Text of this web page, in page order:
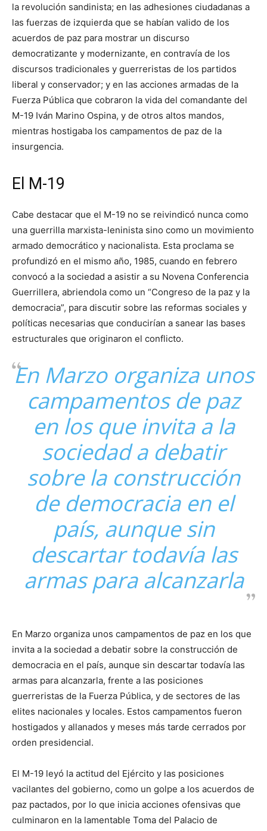
la revolución sandinista; en las adhesiones ciudadanas a
las fuerzas de izquierda que se habían valido de los
acuerdos de paz para mostrar un discurso
democratizante y modernizante, en contravía de los
discursos tradicionales y guerreristas de los partidos
liberal y conservador; y en las acciones armadas de la
Fuerza Pública que cobraron la vida del comandante del
M-19 Iván Marino Ospina, y de otros altos mandos,
mientras hostigaba los campamentos de paz de la
insurgencia.
El M-19
Cabe destacar que el M-19 no se reivindicó nunca como
una guerrilla marxista-leninista sino como un movimiento
armado democrático y nacionalista. Esta proclama se
profundizó en el mismo año, 1985, cuando en febrero
convocó a la sociedad a asistir a su Novena Conferencia
Guerrillera, abriendola como un “Congreso de la paz y la
democracia”, para discutir sobre las reformas sociales y
políticas necesarias que conducirían a sanear las bases
estructurales que originaron el conflicto.
En Marzo organiza unos
campamentos de paz
en los que invita a la
sociedad a debatir
sobre la construcción
de democracia en el
país, aunque sin
descartar todavía las
armas para alcanzarla
En Marzo organiza unos campamentos de paz en los que
invita a la sociedad a debatir sobre la construcción de
democracia en el país, aunque sin descartar todavía las
armas para alcanzarla, frente a las posiciones
guerreristas de la Fuerza Pública, y de sectores de las
elites nacionales y locales. Estos campamentos fueron
hostigados y allanados y meses más tarde cerrados por
orden presidencial.
El M-19 leyó la actitud del Ejército y las posiciones
vacilantes del gobierno, como un golpe a los acuerdos de
paz pactados, por lo que inicia acciones ofensivas que
culminaron en la lamentable Toma del Palacio de